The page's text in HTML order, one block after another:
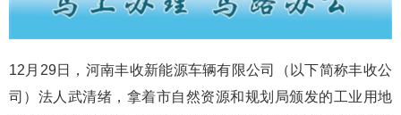
12月29日，河南丰收新能源车辆有限公司（以下简称丰收公
司）法人武清绪，拿着市自然资源和规划局颁发的工业用地